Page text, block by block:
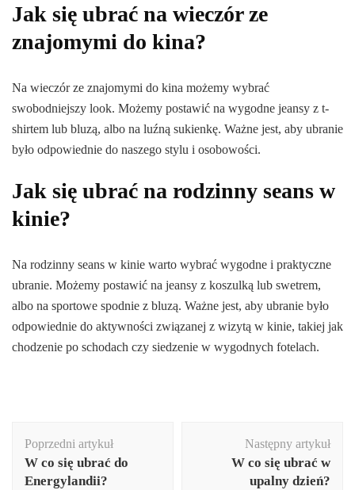
Jak się ubrać na wieczór ze
znajomymi do kina?
Na wieczór ze znajomymi do kina możemy wybrać
swobodniejszy look. Możemy postawić na wygodne jeansy z t-
shirtem lub bluzą, albo na luźną sukienkę. Ważne jest, aby ubranie
było odpowiednie do naszego stylu i osobowości.
Jak się ubrać na rodzinny seans w
kinie?
Na rodzinny seans w kinie warto wybrać wygodne i praktyczne
ubranie. Możemy postawić na jeansy z koszulką lub swetrem,
albo na sportowe spodnie z bluzą. Ważne jest, aby ubranie było
odpowiednie do aktywności związanej z wizytą w kinie, takiej jak
chodzenie po schodach czy siedzenie w wygodnych fotelach.
wpisu
Poprzedni artykuł
W co się ubrać do
Energylandii?
Następny artykuł
W co się ubrać w
upalny dzień?